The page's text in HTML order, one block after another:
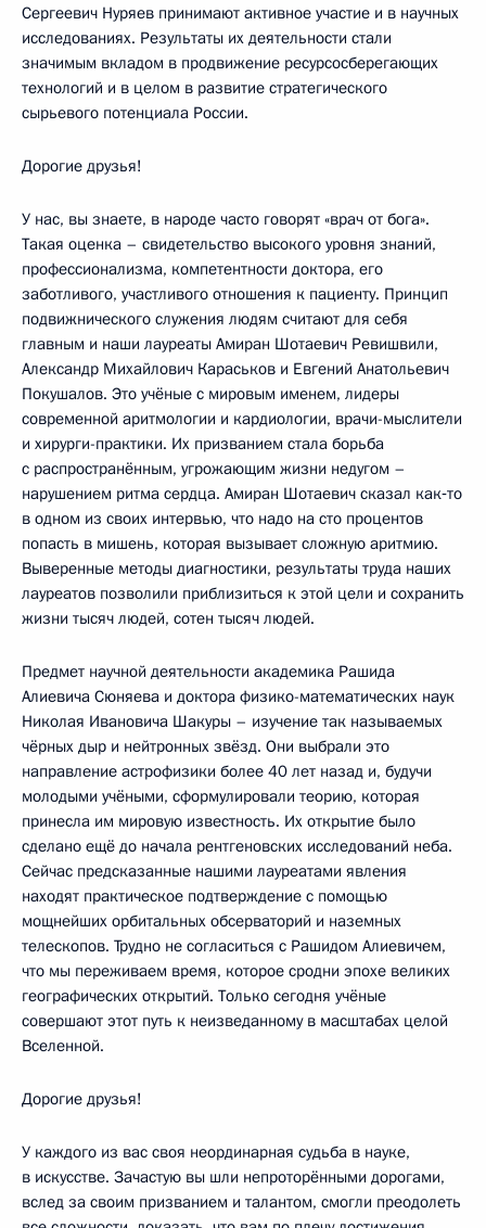
Сергеевич Нуряев принимают активное участие и в научных
исследованиях. Результаты их деятельности стали
значимым вкладом в продвижение ресурсосберегающих
технологий и в целом в развитие стратегического
сырьевого потенциала России.
Дорогие друзья!
У нас, вы знаете, в народе часто говорят «врач от бога».
Такая оценка – свидетельство высокого уровня знаний,
профессионализма, компетентности доктора, его
заботливого, участливого отношения к пациенту. Принцип
подвижнического служения людям считают для себя
главным и наши лауреаты Амиран Шотаевич Ревишвили,
Александр Михайлович Караськов и Евгений Анатольевич
Покушалов. Это учёные с мировым именем, лидеры
современной аритмологии и кардиологии, врачи-мыслители
и хирурги-практики. Их призванием стала борьба
с распространённым, угрожающим жизни недугом –
нарушением ритма сердца. Амиран Шотаевич сказал как‑то
в одном из своих интервью, что надо на сто процентов
попасть в мишень, которая вызывает сложную аритмию.
Выверенные методы диагностики, результаты труда наших
лауреатов позволили приблизиться к этой цели и сохранить
жизни тысяч людей, сотен тысяч людей.
Предмет научной деятельности академика Рашида
Алиевича Сюняева и доктора физико-математических наук
Николая Ивановича Шакуры – изучение так называемых
чёрных дыр и нейтронных звёзд. Они выбрали это
направление астрофизики более 40 лет назад и, будучи
молодыми учёными, сформулировали теорию, которая
принесла им мировую известность. Их открытие было
сделано ещё до начала рентгеновских исследований неба.
Сейчас предсказанные нашими лауреатами явления
находят практическое подтверждение с помощью
мощнейших орбитальных обсерваторий и наземных
телескопов. Трудно не согласиться с Рашидом Алиевичем,
что мы переживаем время, которое сродни эпохе великих
географических открытий. Только сегодня учёные
совершают этот путь к неизведанному в масштабах целой
Вселенной.
Дорогие друзья!
У каждого из вас своя неординарная судьба в науке,
в искусстве. Зачастую вы шли непроторёнными дорогами,
вслед за своим призванием и талантом, смогли преодолеть